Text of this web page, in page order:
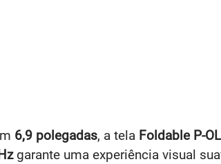
6,9 polegadas, a tela Foldable P-
garante uma experiência visual